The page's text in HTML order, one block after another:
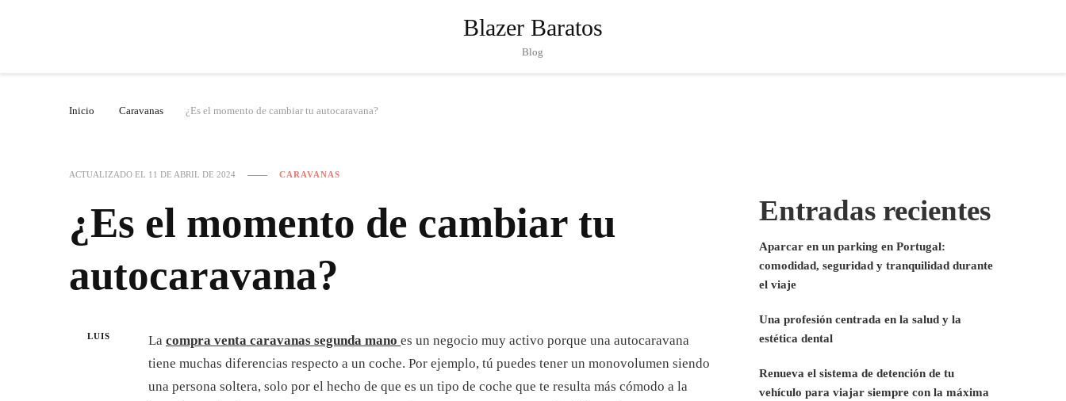
Blazer Baratos
Blog
Inicio Caravanas ¿Es el momento de cambiar tu autocaravana?
ACTUALIZADO EL 11 DE ABRIL DE 2024 CARAVANAS
¿Es el momento de cambiar tu
autocaravana?
LUIS La compra venta caravanas segunda mano es un negocio muy activo porque una autocaravana
tiene muchas diferencias respecto a un coche. Por ejemplo, tú puedes tener un monovolumen siendo
una persona soltera, solo por el hecho de que es un tipo de coche que te resulta más cómodo a la
Entradas recientes
Aparcar en un parking en Portugal:
comodidad, seguridad y tranquilidad durante
el viaje
Una profesión centrada en la salud y la
estética dental
Renueva el sistema de detención de tu
vehículo para viajar siempre con la máxima